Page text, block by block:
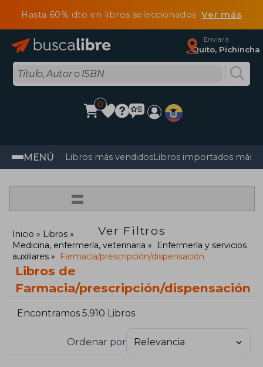
Hasta 60% dto en libros seleccionadosVer más
Enviar a
Quito, Pichincha
0
MENÚ Libros más vendidosLibros importados más
=
Ver Filtros
Inicio
Libros
Medicina, enfermería, veterinaria
Enfermería y servicios
auxiliares
Farmacia/prescripción/dispensación
Libros de
Farmacia/prescripción/dispensación
Encontramos 5.910 Libros
Ordenar por